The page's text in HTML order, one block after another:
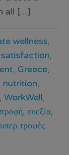
all […]
wellness,
,
, Greece,
nutrition,
, WorkWell,
, ευεξία,
υπερ τροφές